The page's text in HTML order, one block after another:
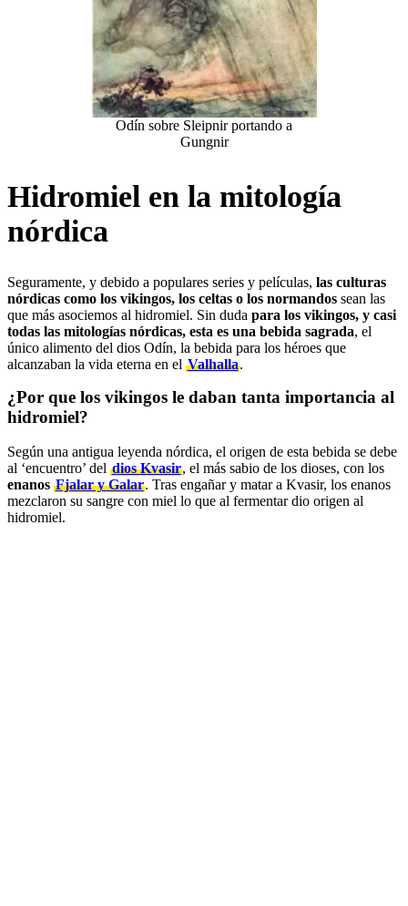
Odín sobre Sleipnir portando a
Gungnir
Hidromiel en la mitología
nórdica
Seguramente, y debido a populares series y películas, las culturas
nórdicas como los vikingos, los celtas o los normandos sean las
que más asociemos al hidromiel. Sin duda para los vikingos, y casi
todas las mitologías nórdicas, esta es una bebida sagrada, el
único alimento del dios Odín, la bebida para los héroes que
alcanzaban la vida eterna en el Valhalla.
¿Por que los vikingos le daban tanta importancia al
hidromiel?
Según una antigua leyenda nórdica, el origen de esta bebida se debe
al ‘encuentro’ del dios Kvasir, el más sabio de los dioses, con los
enanos Fjalar y Galar. Tras engañar y matar a Kvasir, los enanos
mezclaron su sangre con miel lo que al fermentar dio origen al
hidromiel.